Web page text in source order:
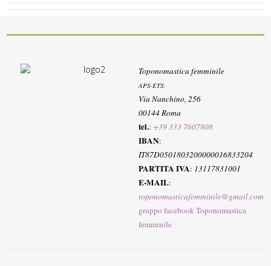
Toponomastica femminile
APS-ETS:
Via Nanchino, 256
00144 Roma
tel.:+39 333 7607808
IBAN:
IT87D0501803200000016833204
PARTITA IVA: 13117831001
E-MAIL:
toponomasticafemminile@gmail.com
gruppo facebook Toponomastica
femminile